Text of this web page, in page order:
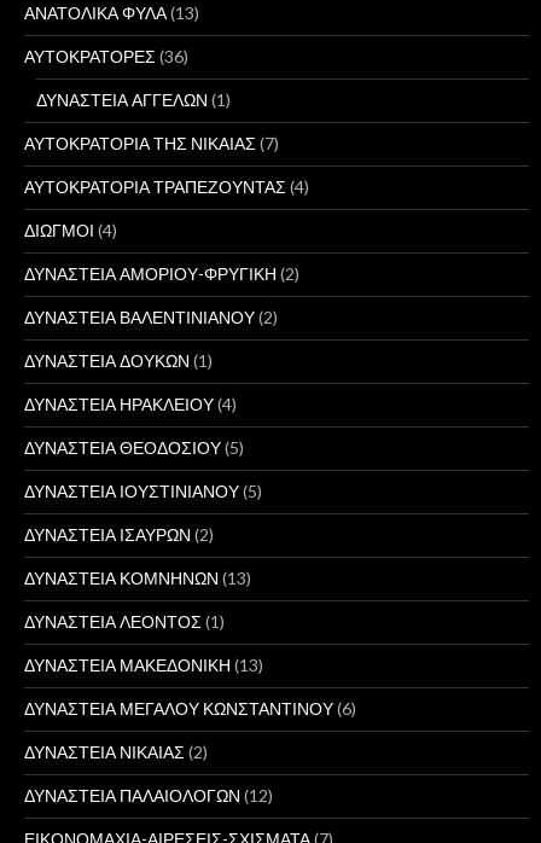
ΑΝΑΤΟΛΙΚΑ ΦΥΛΑ(13)
ΑΥΤΟΚΡΑΤΟΡΕΣ (36)
ΔΥΝΑΣΤΕΙΑ ΑΓΓΕΛΩΝ (1)
ΑΥΤΟΚΡΑΤΟΡΙΑ ΤΗΣ ΝΙΚΑΙΑΣ (7)
ΑΥΤΟΚΡΑΤΟΡΙΑ ΤΡΑΠΕΖΟΥΝΤΑΣ (4)
ΔΙΩΓΜΟΙ (4)
ΔΥΝΑΣΤΕΙΑ ΑΜΟΡΙΟΥ-ΦΡΥΓΙΚΗ (2)
ΔΥΝΑΣΤΕΙΑ ΒΑΛΕΝΤΙΝΙΑΝΟΥ(2)
ΔΥΝΑΣΤΕΙΑ ΔΟΥΚΩΝ (1)
ΔΥΝΑΣΤΕΙΑ ΗΡΑΚΛΕΙΟΥ(4)
ΔΥΝΑΣΤΕΙΑ ΘΕΟΔΟΣΙΟΥ(5)
ΔΥΝΑΣΤΕΙΑ ΙΟΥΣΤΙΝΙΑΝΟΥ(5)
ΔΥΝΑΣΤΕΙΑ ΙΣΑΥΡΩΝ (2)
ΔΥΝΑΣΤΕΙΑ ΚΟΜΝΗΝΩΝ (13)
ΔΥΝΑΣΤΕΙΑ ΛΕΟΝΤΟΣ (1)
ΔΥΝΑΣΤΕΙΑ ΜΑΚΕΔΟΝΙΚΗ (13)
ΔΥΝΑΣΤΕΙΑ ΜΕΓΑΛΟΥ ΚΩΝΣΤΑΝΤΙΝΟΥ(6)
ΔΥΝΑΣΤΕΙΑ ΝΙΚΑΙΑΣ (2)
ΔΥΝΑΣΤΕΙΑ ΠΑΛΑΙΟΛΟΓΩΝ (12)
ΕΙΚΟΝΟΜΑΧΙΑ-ΑΙΡΕΣΕΙΣ-ΣΧΙΣΜΑΤΑ(7)